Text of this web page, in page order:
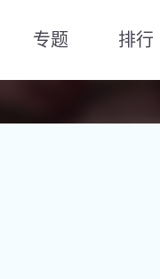
专题 排行